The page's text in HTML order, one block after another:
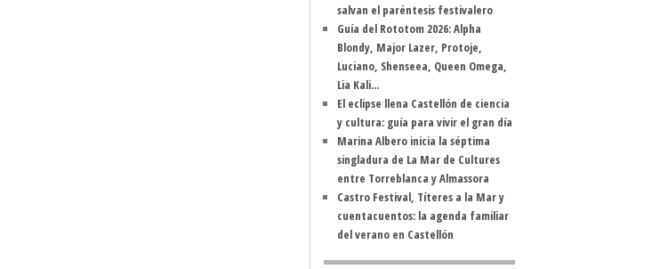
salvan el paréntesis festivalero
Guía del Rototom 2026: Alpha
Blondy, Major Lazer, Protoje,
Luciano, Shenseea, Queen Omega,
Lia Kali...
El eclipse llena Castellón de ciencia
y cultura: guía para vivir el gran día
Marina Albero inicia la séptima
singladura de La Mar de Cultures
entre Torreblanca y Almassora
Castro Festival, Títeres a la Mar y
cuentacuentos: la agenda familiar
del verano en Castellón